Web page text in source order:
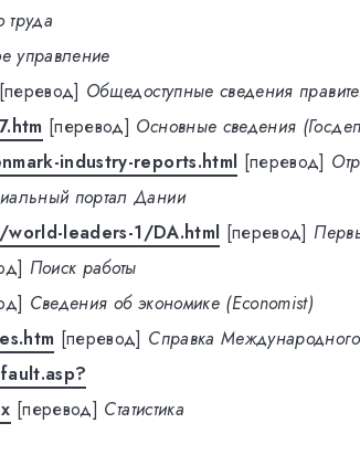
труда
управление
[перевод] Общедоступные сведения
[перевод] Основные сведения
industry-reports.html [перевод]
портал Дании
leaders-1/DA.html [перевод]
Поиск работы
Сведения об экономике (Economist)
[перевод] Справка Международного
[перевод] Статистика